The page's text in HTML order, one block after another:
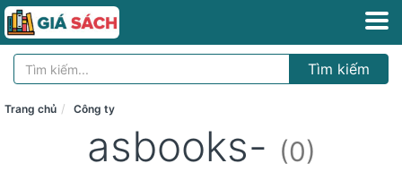
Tìm kiếm
Trang chủ Công ty
asbooks- (0)